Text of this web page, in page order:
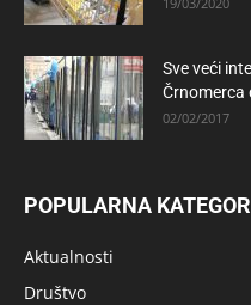
Sve veći
Črnomerca
02/02/2017
POPULARNA
Aktualnosti
Društvo